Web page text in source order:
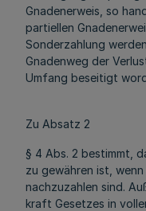
Gnadenerweis, so
partiellen
Sonderzahlung
Gnadenweg der
Umfang beseitigt
Zu Absatz 2
§ 4 Abs. 2 bestimmt,
zu gewähren ist,
nachzuzahlen sind.
kraft Gesetzes in